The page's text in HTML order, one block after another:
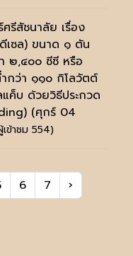
รีสัชนาลัย เรื่อง
เซล) ขนาด ๑ ตัน
๒,๔๐๐ ซีซี หรือ
กว่า ๑๑๐ กิโลวัตต์
ค็บ ด้วยวิธีประกวด
(ศุกร์ 04
ข้าชม 554)
6 7 ›